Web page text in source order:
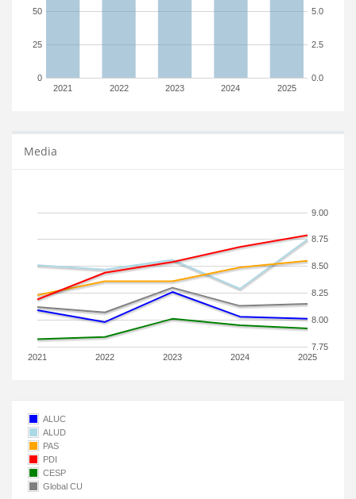
2021 2022 2023 2024 2025
0
25
50
0.0
2.5
5.0
Media
2021 2022 2023 2024 2025
7.75
8.00
8.25
8.50
8.75
9.00
ALUC
ALUD
PAS
PDI
CESP
Global CU